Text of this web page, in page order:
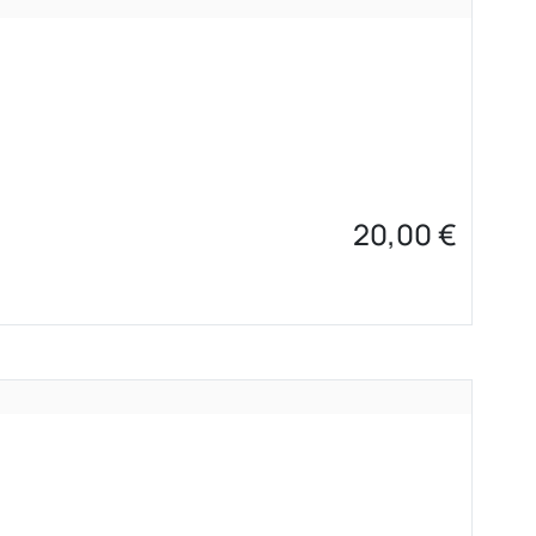
20,00€